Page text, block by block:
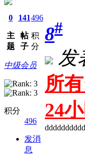
0
主
题
141
帖
子
496
积
分
中级会员
积分
496
发消
息
8#
发
所
24